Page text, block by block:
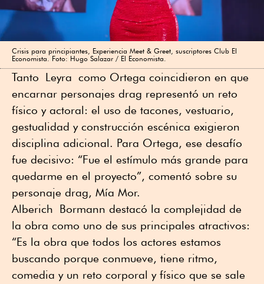
Crisis para principiantes, Experiencia Meet & Greet, suscriptores Club El
Economista. Foto: Hugo Salazar / El Economista.
Tanto Leyra como Ortega coincidieron en que
encarnar personajes drag representó un reto
físico y actoral: el uso de tacones, vestuario,
gestualidad y construcción escénica exigieron
disciplina adicional. Para Ortega, ese desafío
fue decisivo: “Fue el estímulo más grande para
quedarme en el proyecto”, comentó sobre su
personaje drag, Mía Mor.
Alberich Bormann destacó la complejidad de
la obra como uno de sus principales atractivos:
“Es la obra que todos los actores estamos
buscando porque conmueve, tiene ritmo,
comedia y un reto corporal y físico que se sale